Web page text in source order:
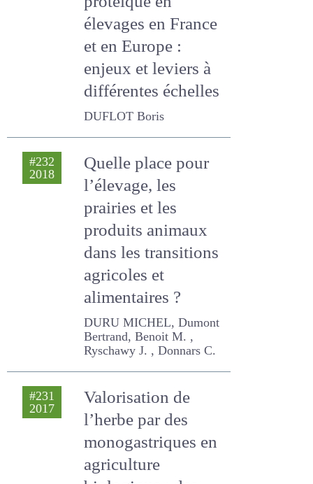
Autonomie
protéique en
élevages en France
et en Europe :
enjeux et leviers à
différentes
échelles
DUFLOT Boris
Quelle place pour
l’élevage, les
prairies et les
produits animaux
dans les
transitions
alimentaires ?
DURU MICHEL, Dumont
Bertrand, Benoit M. ,
Ryschawy J. , Donnars C.